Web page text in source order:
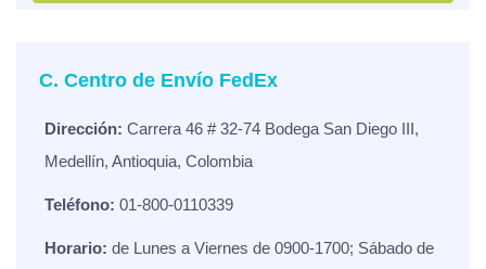
C. Centro de Envío FedEx
Dirección: Carrera 46 # 32-74 Bodega San Diego III,
Medellín, Antioquia, Colombia
Teléfono: 01-800-0110339
Horario: de Lunes a Viernes de 0900-1700; Sábado de